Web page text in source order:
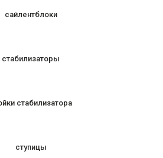
сайлентблоки
стабилизаторы
стабилизатора
ступицы